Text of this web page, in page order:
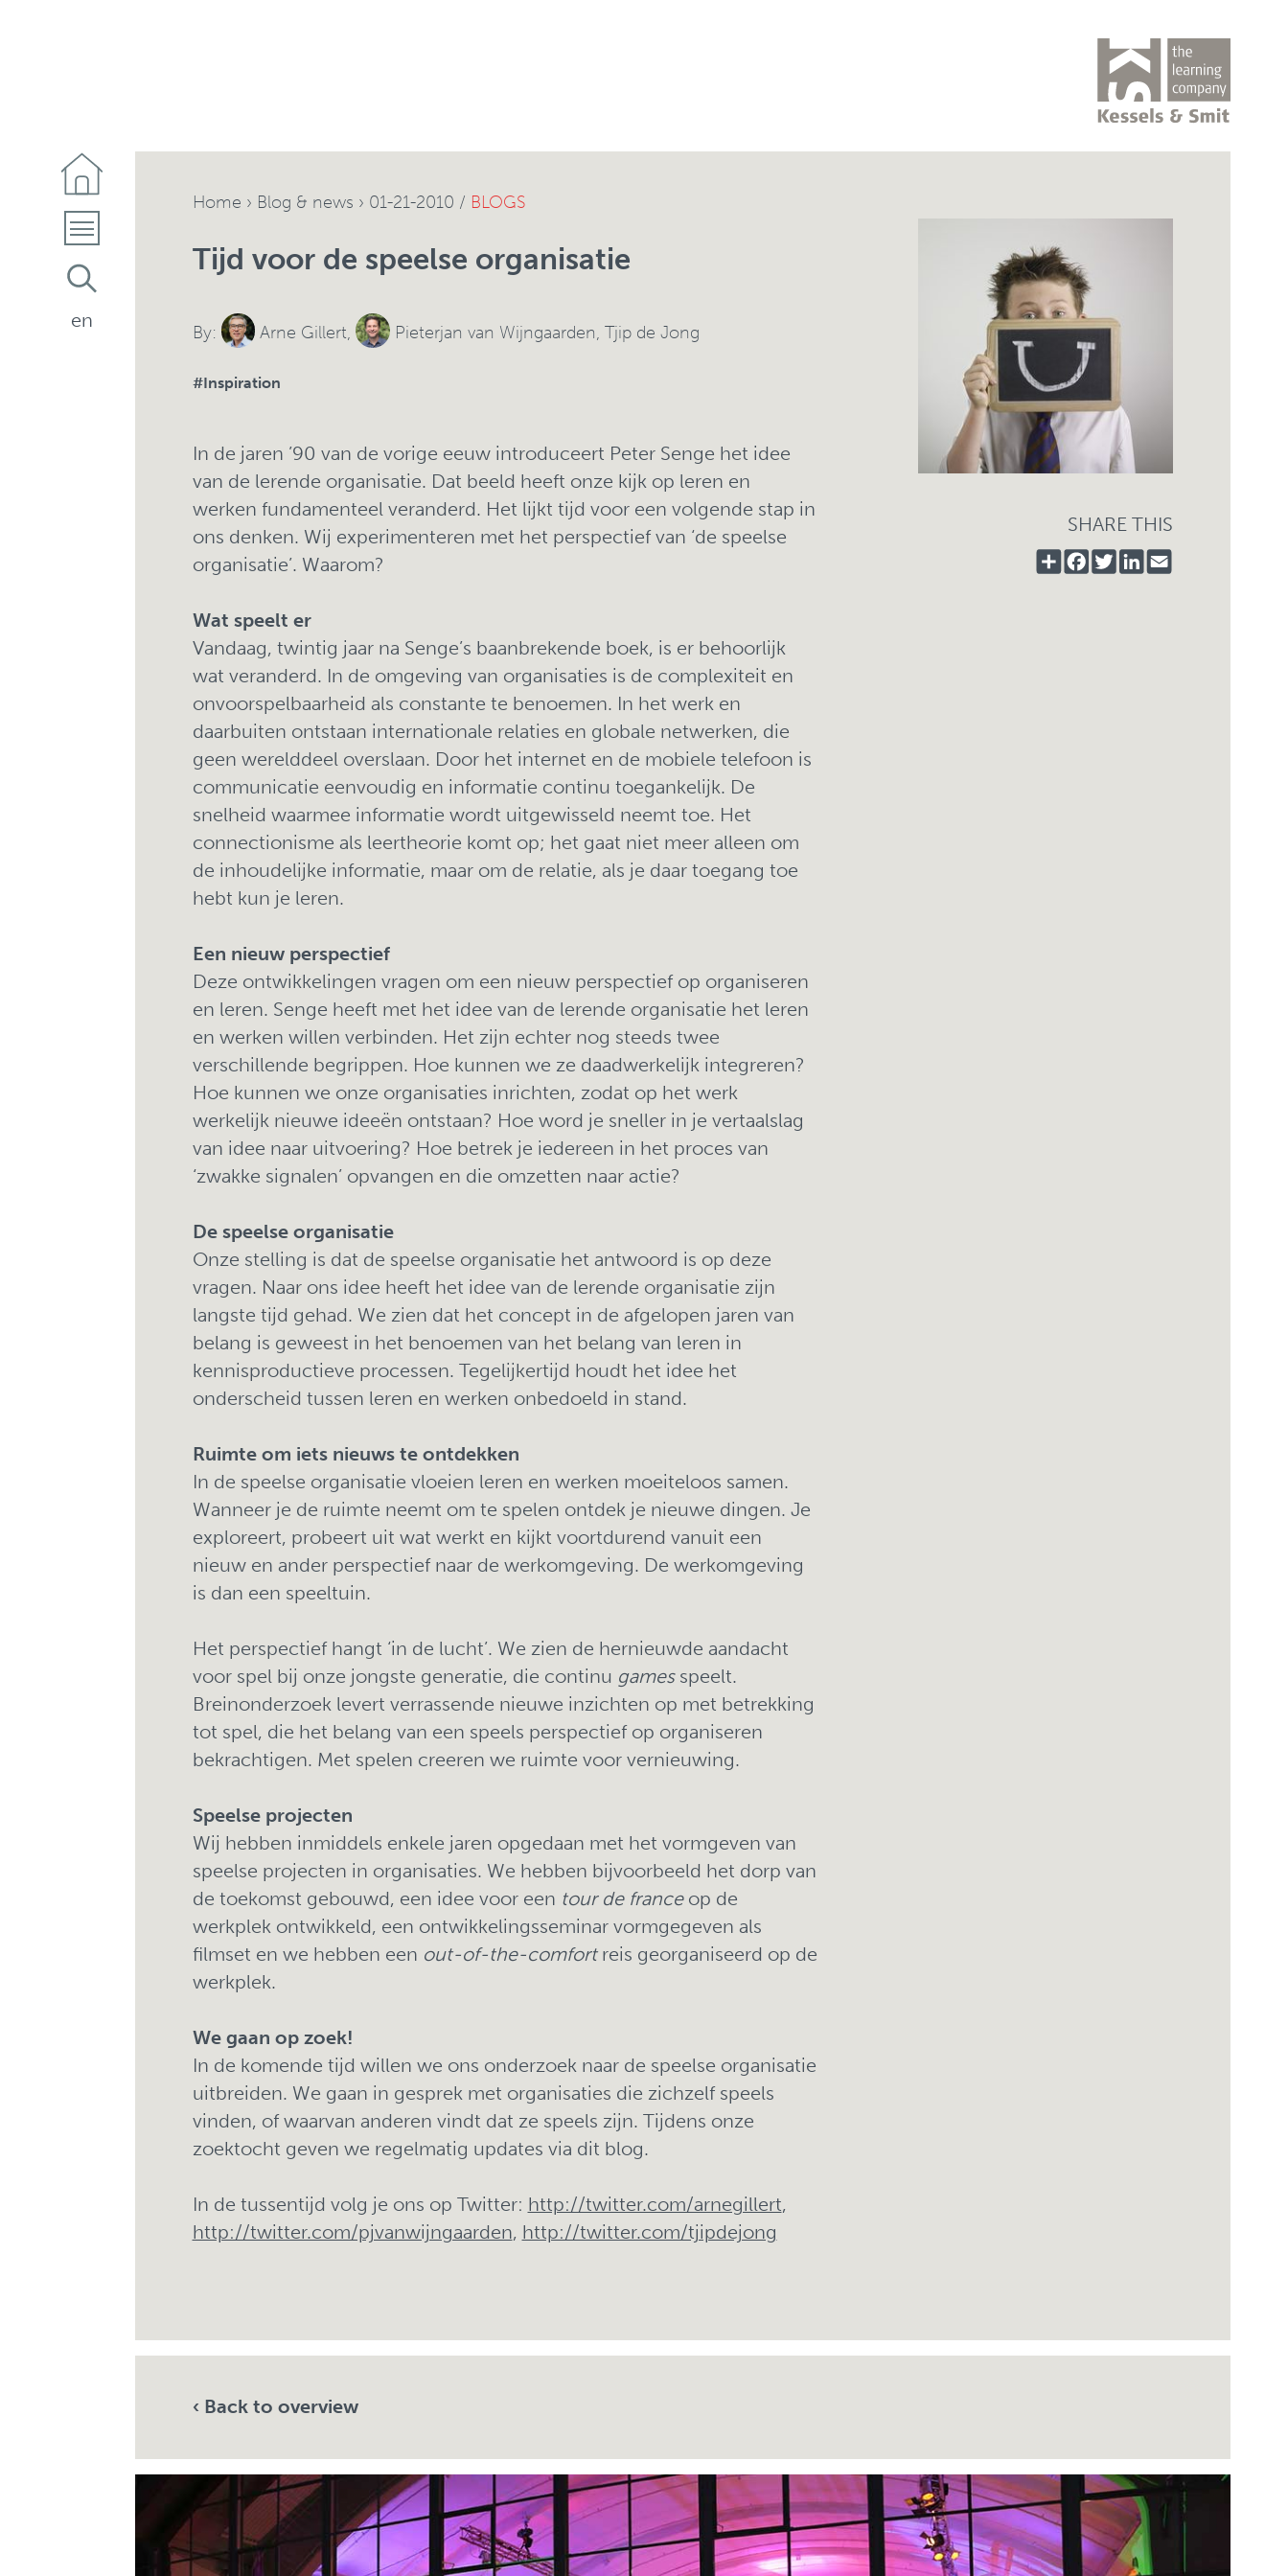
SHARE THIS
SHAREFACEBOOK
TWITTERLINKEDIN
EMAIL
Home › Blog & news › 01-21-2010 / BLOGS
Tijd voor de speelse organisatie
By: Arne Gillert , Pieterjan van Wijngaarden Tjip de Jong
#Inspiration
In de jaren ’90 van de vorige eeuw introduceert Peter Senge het idee
van de lerende organisatie. Dat beeld heeft onze kijk op leren en
werken fundamenteel veranderd. Het lijkt tijd voor een volgende stap in
ons denken. Wij experimenteren met het perspectief van ‘de speelse
organisatie’. Waarom?
Wat speelt er
Vandaag, twintig jaar na Senge’s baanbrekende boek, is er behoorlijk
wat veranderd. In de omgeving van organisaties is de complexiteit en
onvoorspelbaarheid als constante te benoemen. In het werk en
daarbuiten ontstaan internationale relaties en globale netwerken, die
geen werelddeel overslaan. Door het internet en de mobiele telefoon is
communicatie eenvoudig en informatie continu toegankelijk. De
snelheid waarmee informatie wordt uitgewisseld neemt toe. Het
connectionisme als leertheorie komt op; het gaat niet meer alleen om
de inhoudelijke informatie, maar om de relatie, als je daar toegang toe
hebt kun je leren.
Een nieuw perspectief
Deze ontwikkelingen vragen om een nieuw perspectief op organiseren
en leren. Senge heeft met het idee van de lerende organisatie het leren
en werken willen verbinden. Het zijn echter nog steeds twee
verschillende begrippen. Hoe kunnen we ze daadwerkelijk integreren?
Hoe kunnen we onze organisaties inrichten, zodat op het werk
werkelijk nieuwe ideeën ontstaan? Hoe word je sneller in je vertaalslag
van idee naar uitvoering? Hoe betrek je iedereen in het proces van
‘zwakke signalen’ opvangen en die omzetten naar actie?
De speelse organisatie
Onze stelling is dat de speelse organisatie het antwoord is op deze
vragen. Naar ons idee heeft het idee van de lerende organisatie zijn
langste tijd gehad. We zien dat het concept in de afgelopen jaren van
belang is geweest in het benoemen van het belang van leren in
kennisproductieve processen. Tegelijkertijd houdt het idee het
onderscheid tussen leren en werken onbedoeld in stand.
Ruimte om iets nieuws te ontdekken
In de speelse organisatie vloeien leren en werken moeiteloos samen.
Wanneer je de ruimte neemt om te spelen ontdek je nieuwe dingen. Je
exploreert, probeert uit wat werkt en kijkt voortdurend vanuit een
nieuw en ander perspectief naar de werkomgeving. De werkomgeving
is dan een speeltuin.
Het perspectief hangt ‘in de lucht’. We zien de hernieuwde aandacht
voor spel bij onze jongste generatie, die continu gamesspeelt.
Breinonderzoek levert verrassende nieuwe inzichten op met betrekking
tot spel, die het belang van een speels perspectief op organiseren
bekrachtigen. Met spelen creeren we ruimte voor vernieuwing.
Speelse projecten
Wij hebben inmiddels enkele jaren opgedaan met het vormgeven van
speelse projecten in organisaties. We hebben bijvoorbeeld het dorp van
de toekomst gebouwd, een idee voor een tour de franceop de
werkplek ontwikkeld, een ontwikkelingsseminar vormgegeven als
filmset en we hebben een out-of-the-comfortreis georganiseerd op de
werkplek.
We gaan op zoek!
In de komende tijd willen we ons onderzoek naar de speelse organisatie
uitbreiden. We gaan in gesprek met organisaties die zichzelf speels
vinden, of waarvan anderen vindt dat ze speels zijn. Tijdens onze
zoektocht geven we regelmatig updates via dit blog.
In de tussentijd volg je ons op Twitter: http://twitter.com/arnegillert,
http://twitter.com/pjvanwijngaarden, http://twitter.com/tjipdejong
‹ Back to overview
en